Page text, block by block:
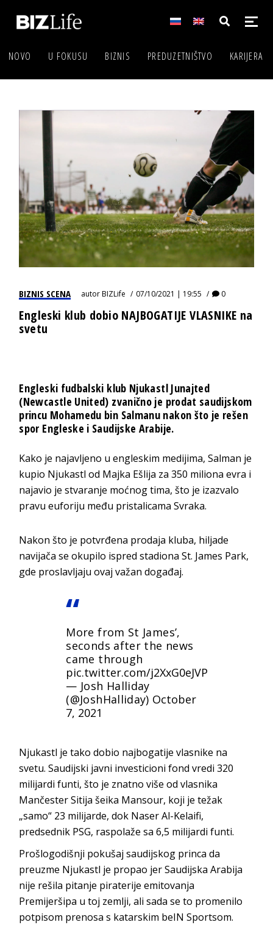
NOVO U FOKUSU BIZNIS PREDUZETNIŠTVO KARIJERA
BIZNIS SCENA autorBIZLife 07/10/2021 | 19:55 0
Engleski klub dobio NAJBOGATIJE VLASNIKE na
svetu
Engleski fudbalski klub Njukastl Junajted
(Newcastle United) zvanično je prodat saudijskom
princu Mohamedu bin Salmanu nakon što je rešen
spor Engleske i Saudijske Arabije.
Kako je najavljeno u engleskim medijima, Salman je
kupio Njukastl od Majka Ešlija za 350 miliona evra i
najavio je stvaranje moćnog tima, što je izazvalo
pravu euforiju među pristalicama Svraka.
Nakon što je potvrđena prodaja kluba, hiljade
navijača se okupilo ispred stadiona St. James Park,
gde proslavljaju ovaj važan događaj.
More from St James’,
seconds after the news
came through
pic.twitter.com/j2XxG0eJVP
— Josh Halliday
(@JoshHalliday) October
7, 2021
Njukastl je tako dobio najbogatije vlasnike na
svetu. Saudijski javni investicioni fond vredi 320
milijardi funti, što je znatno više od vlasnika
Mančester Sitija šeika Mansour, koji je težak
„samo“ 23 milijarde, dok Naser Al-Kelaifi,
predsednik PSG, raspolaže sa 6,5 milijardi funti.
Prošlogodišnji pokušaj saudijskog princa da
preuzme Njukastl je propao jer Saudijska Arabija
nije rešila pitanje piraterije emitovanja
Premijeršipa u toj zemlji, ali sada se to promenilo
potpisom prenosa s katarskim beIN Sportsom.